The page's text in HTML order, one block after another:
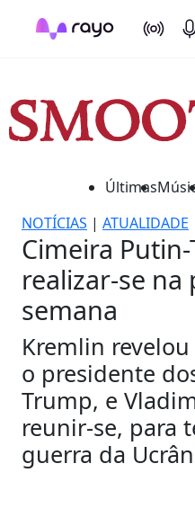
On Air
Últimas
NOTÍCIAS | ATUALIDADE
Cimeira
realizar-se na
semana
Kremlin
o presidente
Trump, e
reunir-se, para
guerra da